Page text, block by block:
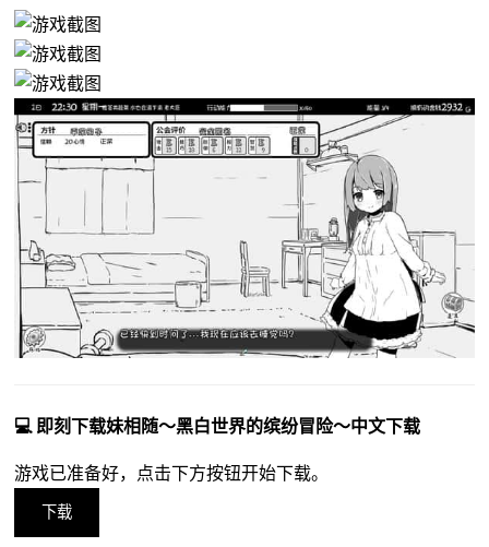
💻 即刻下载妹相随～黑白世界的缤纷冒险～中文下载
游戏已准备好，点击下方按钮开始下载。
下载